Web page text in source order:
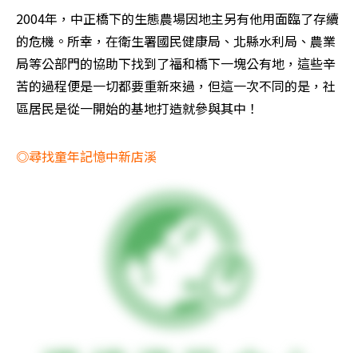
2004年，中正橋下的生態農場因地主另有他用面臨了存續
的危機。所幸，在衛生署國民健康局、北縣水利局、農業
局等公部門的協助下找到了福和橋下一塊公有地，這些辛
苦的過程便是一切都要重新來過，但這一次不同的是，社
區居民是從一開始的基地打造就參與其中！
◎尋找童年記憶中新店溪